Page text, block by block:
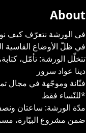
About
في الورشة نتعرّف كيف
في ظلّ الأوضاع القاسية
تتخلّل الورشة: تأمّل،
دينا عواد سرور
فنّانة وموجّهة في مجال
*للنّساء فقط
مدّة الورشة: ساعتان
ضمن مشروع البيّارة،